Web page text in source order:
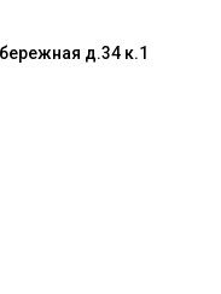
д.34 к.1